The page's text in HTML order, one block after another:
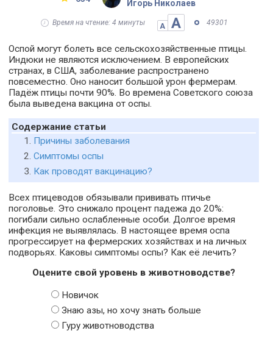
Игорь Николаев
Время на чтение: 4 минуты А А 49301
Оспой могут болеть все сельскохозяйственные птицы.
Индюки не являются исключением. В европейских
странах, в США, заболевание распространено
повсеместно. Оно наносит большой урон фермерам.
Падёж птицы почти 90%. Во времена Советского союза
была выведена вакцина от оспы.
Содержание статьи
Причины заболевания
Симптомы оспы
Как проводят вакцинацию?
Всех птицеводов обязывали прививать птичье
поголовье. Это снижало процент падежа до 20%:
погибали сильно ослабленные особи. Долгое время
инфекция не выявлялась. В настоящее время оспа
прогрессирует на фермерских хозяйствах и на личных
подворьях. Каковы симптомы оспы? Как её лечить?
Оцените свой уровень в животноводстве?
Новичок
Знаю азы, но хочу знать больше
Гуру животноводства